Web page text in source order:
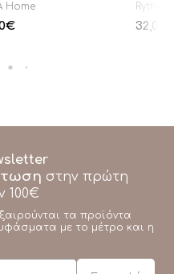
Home
€ 32,00
στην πρώτη
100€
τα προϊόντα
με το μέτρο και η